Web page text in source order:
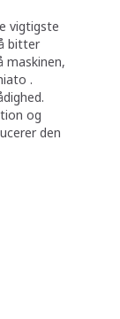
vigtigste
bitter
maskinen,
.
og
den